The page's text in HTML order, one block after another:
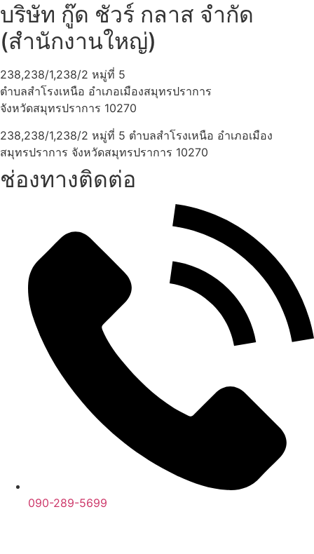
บริษัท กู๊ด ชัวร์ กลาส จำกัด
(สำนักงานใหญ่)
238,238/1,238/2 หมู่ที่ 5
ตำบลสำโรงเหนือ อำเภอเมืองสมุทรปราการ
จังหวัดสมุทรปราการ 10270
238,238/1,238/2 หมู่ที่ 5 ตำบลสำโรงเหนือ อำเภอเมือง
สมุทรปราการ จังหวัดสมุทรปราการ 10270
ช่องทางติดต่อ
090-289-5699